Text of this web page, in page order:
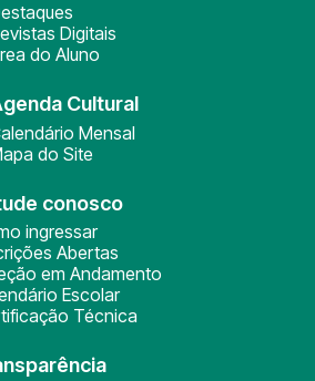
Digitais
do Aluno
Cultural
Mensal
do Site
conosco
ingressar
Abertas
em Andamento
Escolar
Técnica